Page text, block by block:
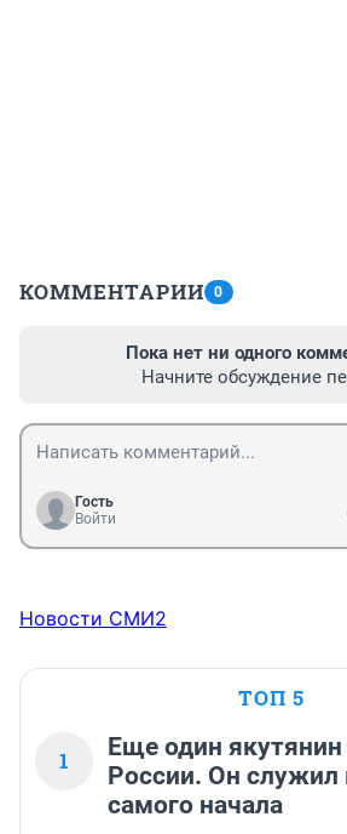
КОММЕНТАРИИ 0
Пока нет ни одного
Начните обсуждение
Гость
Войти
Новости СМИ2
ТОП 5
1
Еще один якутянин
России. Он служил
самого начала